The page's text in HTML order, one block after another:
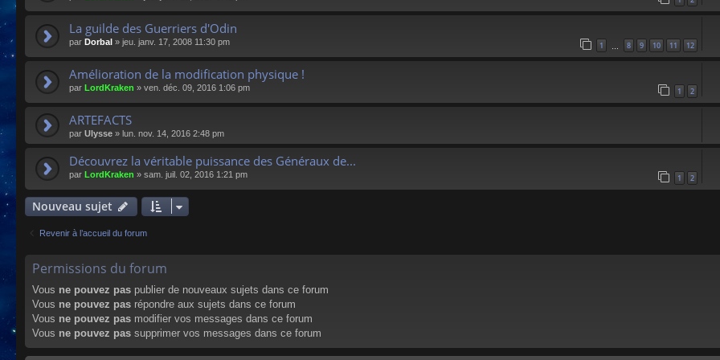
La guilde des Guerriers d'Odin
par Dorbal » jeu. janv. 17, 2008 11:30 pm 1 8 9 10 11 12
Amélioration de la modification physique !
par LordKraken » ven. déc. 09, 2016 1:06 pm 1 2
ARTEFACTS
par Ulysse » lun. nov. 14, 2016 2:48 pm
Découvrez la véritable puissance des Généraux de...
par LordKraken » sam. juil. 02, 2016 1:21 pm 1 2
Nouveau sujet
Revenir à l’accueil du forum
Permissions du forum
Vous ne pouvez pas publier de nouveaux sujets dans ce forum
Vous ne pouvez pas répondre aux sujets dans ce forum
Vous ne pouvez pas modifier vos messages dans ce forum
Vous ne pouvez pas supprimer vos messages dans ce forum